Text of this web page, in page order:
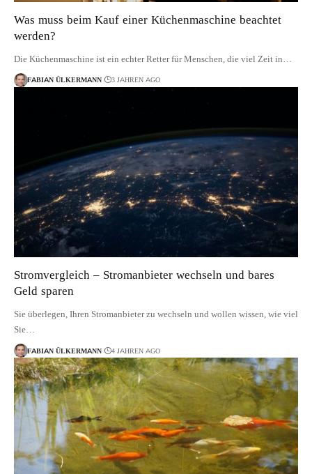
Was muss beim Kauf einer Küchenmaschine beachtet
werden?
Die Küchenmaschine ist ein echter Retter für Menschen, die viel Zeit in…
FABIAN ÜLKERMANN 3 JAHREN AGO
Stromvergleich – Stromanbieter wechseln und bares
Geld sparen
Sie überlegen, Ihren Stromanbieter zu wechseln und wollen wissen, wie viel
Sie…
FABIAN ÜLKERMANN 4 JAHREN AGO